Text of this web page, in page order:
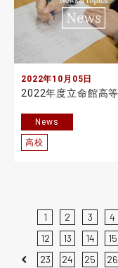
2022年10月05日
News
高校
Previous
1 2 3 4
12
13 14 15
23
24 25 26